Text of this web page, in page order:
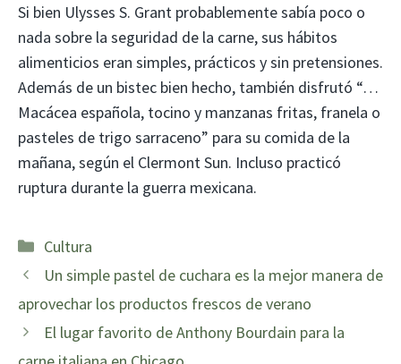
Si bien Ulysses S. Grant probablemente sabía poco o
nada sobre la seguridad de la carne, sus hábitos
alimenticios eran simples, prácticos y sin pretensiones.
Además de un bistec bien hecho, también disfrutó “…
Macácea española, tocino y manzanas fritas, franela o
pasteles de trigo sarraceno” para su comida de la
mañana, según el Clermont Sun. Incluso practicó
ruptura durante la guerra mexicana.
Categorías
Cultura
Un simple pastel de cuchara es la mejor manera de
aprovechar los productos frescos de verano
El lugar favorito de Anthony Bourdain para la